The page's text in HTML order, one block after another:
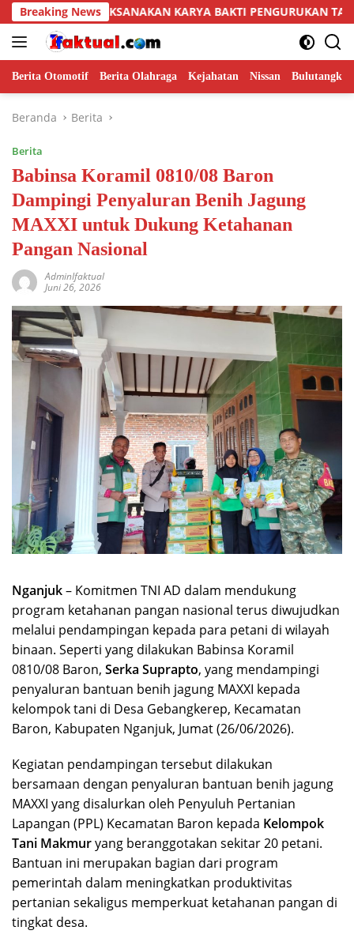
Langsung
ke
konten
Breaking NewsKARYA BAKTI PENGURUKAN TANAH KANAN
Berita Otomotif Berita Olahraga Kejahatan Nissan Bulutangkis
Beranda Berita
Berita
Babinsa Koramil 0810/08 Baron
Dampingi Penyaluran Benih Jagung
MAXXI untuk Dukung Ketahanan
Pangan Nasional
AdminIfaktual
Juni 26, 2026
Nganjuk– Komitmen TNI AD dalam mendukung
program ketahanan pangan nasional terus diwujudkan
melalui pendampingan kepada para petani di wilayah
binaan. Seperti yang dilakukan Babinsa Koramil
0810/08 Baron, Serka Suprapto, yang mendampingi
penyaluran bantuan benih jagung MAXXI kepada
kelompok tani di Desa Gebangkerep, Kecamatan
Baron, Kabupaten Nganjuk, Jumat (26/06/2026).
Kegiatan pendampingan tersebut dilakukan
bersamaan dengan penyaluran bantuan benih jagung
MAXXI yang disalurkan oleh Penyuluh Pertanian
Lapangan (PPL) Kecamatan Baron kepada Kelompok
Tani Makmuryang beranggotakan sekitar 20 petani.
Bantuan ini merupakan bagian dari program
pemerintah dalam meningkatkan produktivitas
pertanian sekaligus memperkuat ketahanan pangan di
tingkat desa.